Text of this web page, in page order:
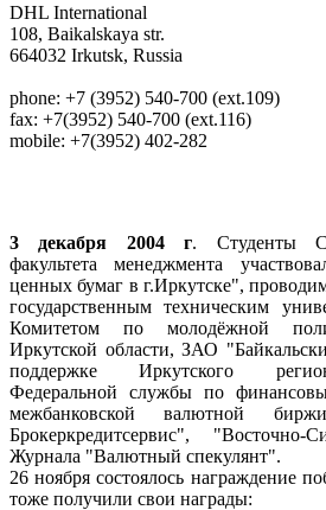
DHL International
108, Baikalskaya str.
664032 Irkutsk, Russia
phone: +7 (3952) 540-700 (ext.109)
fax: +7(3952) 540-700 (ext.116)
mobile: +7(3952) 402-282
3 декабря 2004 г. Студенты
факультета менеджмента
ценных бумаг в г.Иркутске",
государственным техническим
Комитетом по молодёжной
Иркутской области, ЗАО
поддержке Иркутского
Федеральной службы по
межбанковской валютной
Брокеркредитсервис",
Журнала "Валютный спекулянт".
26 ноября состоялось награждение
тоже получили свои награды: